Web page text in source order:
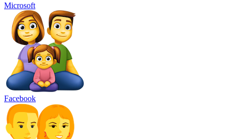
Microsoft
Facebook